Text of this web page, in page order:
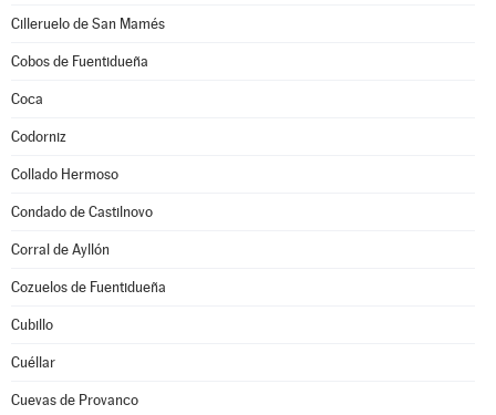
Cilleruelo de San Mamés
Cobos de Fuentidueña
Coca
Codorniz
Collado Hermoso
Condado de Castilnovo
Corral de Ayllón
Cozuelos de Fuentidueña
Cubillo
Cuéllar
Cuevas de Provanco